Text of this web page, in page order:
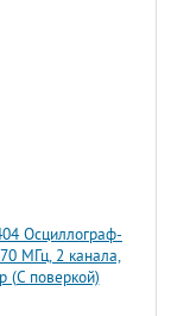
Осциллограф-
МГц, 2 канала,
(С поверкой)